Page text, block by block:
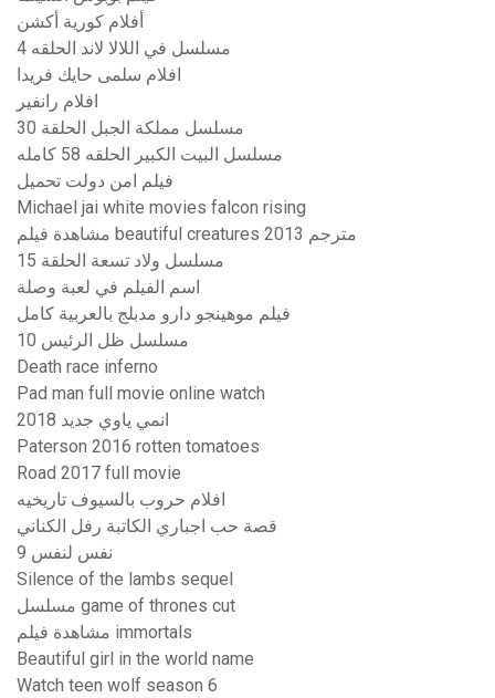
أفلام كورية أكشن
مسلسل في اللالا لاند الحلقه 4
افلام سلمى حايك فريدا
افلام رانفير
مسلسل مملكة الجبل الحلقة 30
مسلسل البيت الكبير الحلقه 58 كامله
فيلم امن دولت تحميل
Michael jai white movies falcon rising
مشاهدة فيلم beautiful creatures 2013 مترجم
مسلسل ولاد تسعة الحلقة 15
اسم الفيلم في لعبة وصلة
فيلم موهينجو دارو مدبلج بالعربية كامل
مسلسل ظل الرئيس 10
Death race inferno
Pad man full movie online watch
انمي ياوي جديد 2018
Paterson 2016 rotten tomatoes
Road 2017 full movie
افلام حروب بالسيوف تاريخيه
قصة حب اجباري الكاتبة رفل الكناني
نفس لنفس 9
Silence of the lambs sequel
مسلسل game of thrones cut
مشاهدة فيلم immortals
Beautiful girl in the world name
Watch teen wolf season 6